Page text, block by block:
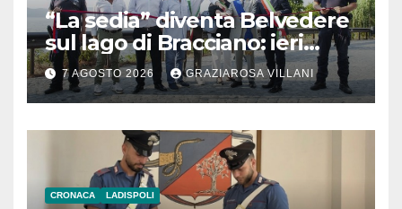
“La sedia” diventa Belvedere
sul lago di Bracciano: ieri
l’inaugurazione
7 AGOSTO 2026 GRAZIAROSA VILLANI
CRONACA LADISPOLI